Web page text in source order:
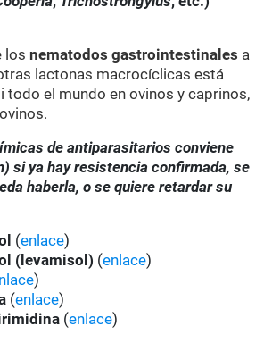
losnematodos gastrointestinales a
lactonas macrocíclicas está
todo el mundo en ovinos y caprinos,
de antiparasitarios conviene
si ya hay resistencia confirmada, se
haberla, o se quiere retardar su
(enlace)
(levamisol) (enlace)
)
(enlace)
(enlace)